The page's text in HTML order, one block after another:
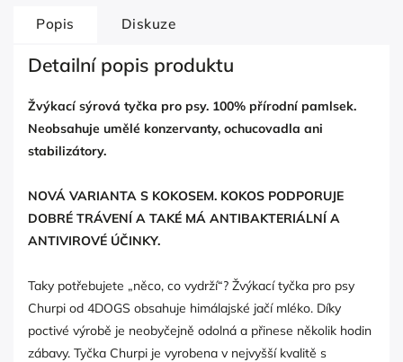
Popis Diskuze
Detailní popis produktu
Žvýkací sýrová tyčka pro psy. 100% přírodní pamlsek.
Neobsahuje umělé konzervanty, ochucovadla ani
stabilizátory.
NOVÁ VARIANTA S KOKOSEM. KOKOS PODPORUJE
DOBRÉ TRÁVENÍ A TAKÉ MÁ ANTIBAKTERIÁLNÍ A
ANTIVIROVÉ ÚČINKY.
Taky potřebujete „něco, co vydrží“? Žvýkací tyčka pro psy
Churpi od 4DOGS obsahuje himálajské jačí mléko. Díky
poctivé výrobě je neobyčejně odolná a přinese několik hodin
zábavy. Tyčka Churpi je vyrobena v nejvyšší kvalitě s